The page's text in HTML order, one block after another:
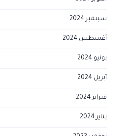
سبتمبر 2024
أغسطس 2024
يونيو 2024
أبريل 2024
فبراير 2024